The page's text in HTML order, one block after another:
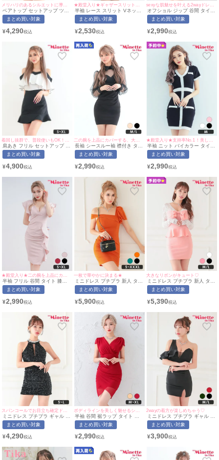
ベアトップ セットアップ ツイ
ード フレアドレス Luvique (あ
おぽん着用/Mサイズ対応) |
まとめ買い対象
¥4,290
半袖 レース スリット Vネック
タイト ミニドレス (なぎ着
用/M~Lサイズ対応) |
まとめ買い対象
¥2,530
オフショル ジップ 谷間 タイト
ミニドレス (せいせい着用/Mサ
イズ対応) | myMinette/マイミ
まとめ買い対象
¥2,990
肩あき フリル セットアップ 胸
元隠し バイカラー タイト ミニ
ドレス (あおぽん着用/S~XLサ
ネット
まとめ買い対象
¥4,900
二の腕を上品にカバーする、大人可愛いミニドレス♡
長袖 シースルー袖 襟付き タイ
トドレス (今井アンジェリカ着
用/M~Lサイズ対応) |
まとめ買い対象
¥2,990
半袖 ニット バイカラー タイト
ドレス (せいせい着用/Mサイズ
対応) | myMinette/マイミネッ
まとめ買い対象
¥2,990
半袖 フリル 谷間 タイト 膝丈
ドレス (せいせい着用/S~XLサ
イズ対応) | myMinette/マイミ
まとめ買い対象
¥2,990
一枚で華やかに決まる★
ミニドレス プチプラ 新人 タイ
ト ラウンジ ワンショル 低身長
胸元隠し 肩あき フリル デコル
北かほ着用/S~XXXL対応) |
まとめ買い対象
¥5,900
大きなリボンがキュート♡
ミニドレス プチプラ 新人 タイ
ト 長袖 ペプラム レース 低身
長 谷間 リボン ピンク キャバ
ズ対応) | myMinette/マイミネ
まとめ買い対象
¥5,390
ミニドレス プチプラ ギャル タ
イト ホルターネック セクシー
ラウンジ キラキラ 低身長 谷間
いみん着用/S~Lサイズ対応) |
まとめ買い対象
¥4,290
半袖 谷間 裾ラップ タイト ミ
ニドレス (せいせい着用/M~XL
サイズ対応) myMinette/マイミ
まとめ買い対象
¥2,990
2wayの着方が楽しめちゃう♡
ミニドレス プチプラ ギャル タ
イト スリット セクシー ラウン
ジ ワンショル 低身長 谷間 背
(あいみん着用/M~Lサイズ対応)
まとめ買い対象
¥3,900